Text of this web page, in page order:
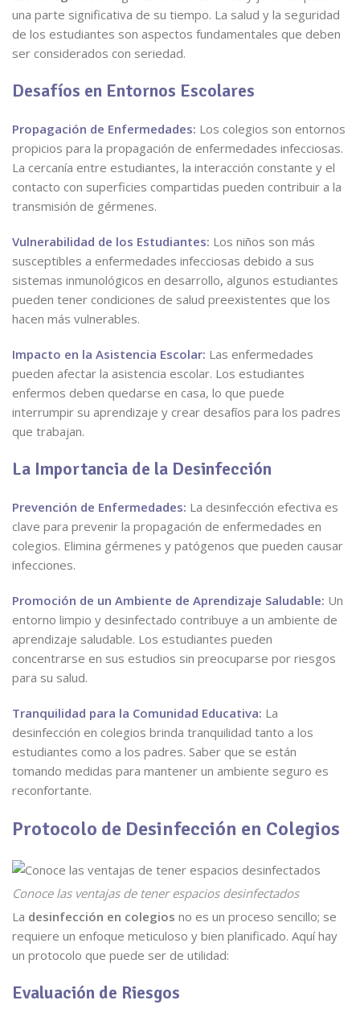
una parte significativa de su tiempo. La salud y la seguridad
de los estudiantes son aspectos fundamentales que deben
ser considerados con seriedad.
Desafíos en Entornos Escolares
Propagación de Enfermedades: Los colegios son entornos
propicios para la propagación de enfermedades infecciosas.
La cercanía entre estudiantes, la interacción constante y el
contacto con superficies compartidas pueden contribuir a la
transmisión de gérmenes.
Vulnerabilidad de los Estudiantes: Los niños son más
susceptibles a enfermedades infecciosas debido a sus
sistemas inmunológicos en desarrollo, algunos estudiantes
pueden tener condiciones de salud preexistentes que los
hacen más vulnerables.
Impacto en la Asistencia Escolar: Las enfermedades
pueden afectar la asistencia escolar. Los estudiantes
enfermos deben quedarse en casa, lo que puede
interrumpir su aprendizaje y crear desafíos para los padres
que trabajan.
La Importancia de la Desinfección
Prevención de Enfermedades: La desinfección efectiva es
clave para prevenir la propagación de enfermedades en
colegios. Elimina gérmenes y patógenos que pueden causar
infecciones.
Promoción de un Ambiente de Aprendizaje Saludable: Un
entorno limpio y desinfectado contribuye a un ambiente de
aprendizaje saludable. Los estudiantes pueden
concentrarse en sus estudios sin preocuparse por riesgos
para su salud.
Tranquilidad para la Comunidad Educativa: La
desinfección en colegios brinda tranquilidad tanto a los
estudiantes como a los padres. Saber que se están
tomando medidas para mantener un ambiente seguro es
reconfortante.
Protocolo de Desinfección en Colegios
Conoce las ventajas de tener espacios desinfectados
La desinfección en colegios no es un proceso sencillo; se
requiere un enfoque meticuloso y bien planificado. Aquí hay
un protocolo que puede ser de utilidad:
Evaluación de Riesgos